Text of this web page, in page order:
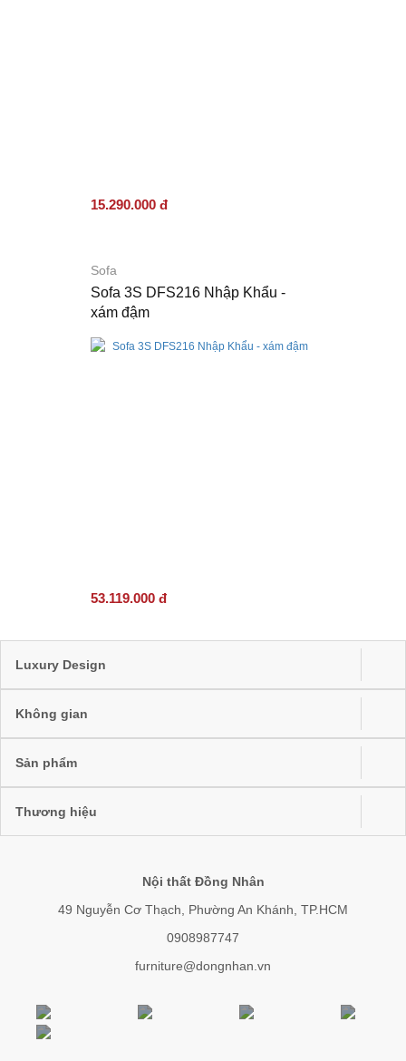
15.290.000 đ
Sofa
Sofa 3S DFS216 Nhập Khẩu -
xám đậm
53.119.000 đ
Luxury Design
Không gian
Sản phẩm
Thương hiệu
Nội thất Đồng Nhân
49 Nguyễn Cơ Thạch, Phường An Khánh, TP.HCM
0908987747
furniture@dongnhan.vn